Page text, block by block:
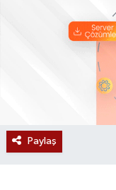
Paylaş
BİLİM VE
DUNYA